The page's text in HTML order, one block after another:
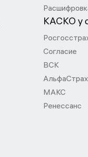
КАСКО у
Согласие
ВСК
МАКС
Ренессанс